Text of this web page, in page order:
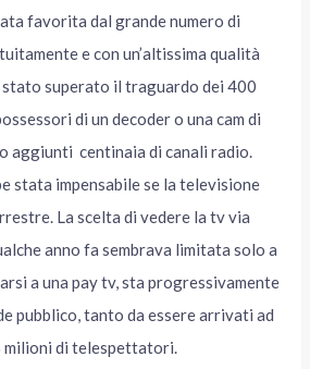
favorita dal grande numero di
e con un’altissima qualità
stato superato il traguardo dei 400
di un decoder o una cam di
aggiunti centinaia di canali radio.
stata impensabile se la televisione
La scelta di vedere la tv via
anno fa sembrava limitata solo a
a una pay tv, sta progressivamente
pubblico, tanto da essere arrivati ad
milioni di telespettatori.